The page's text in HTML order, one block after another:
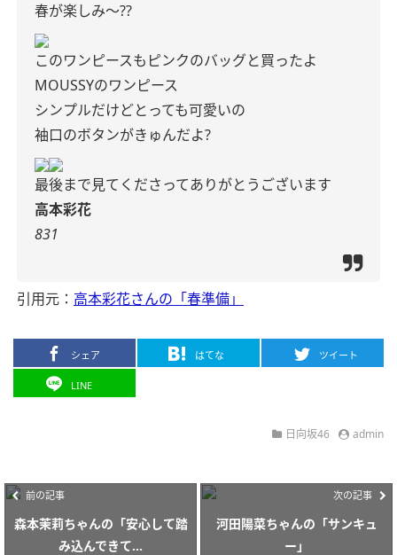
春が楽しみ〜??
このワンピースもピンクのバッグと買ったよ
MOUSSYのワンピース
シンプルだけどとっても可愛いの
袖口のボタンがきゅんだよ?
最後まで見てくださってありがとうございます
高本彩花
831
引用元： 高本彩花さんの「春準備」
シェア はてな ツイート
LINE
日向坂46 admin
前の記事
森本茉莉ちゃんの「安心して踏
み込んできて...
次の記事
河田陽菜ちゃんの「サンキュ
ー」